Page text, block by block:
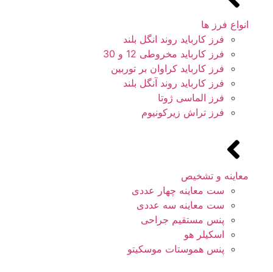
انواع فرز ها
فرز کارباید روند انگل بلند
فرز کارباید مخروطی 12 و 30
فرز کارباید کراوان بر توربین
فرز کارباید روند آنگل بلند
فرز الماسی ژوتا
فرز تراش زیرکونیوم
معاینه و تشخیص
ست معاینه چهار عددی
ست معاینه سه عددی
پنس مستقیم جراحی
اسکیلر هو
پنس هموستات موسکیتو